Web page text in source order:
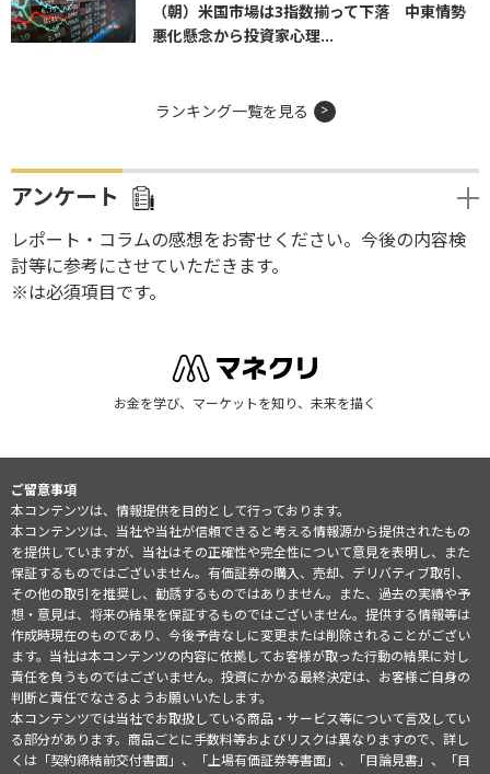
（朝）米国市場は3指数揃って下落 中東情勢
悪化懸念から投資家心理...
ランキング一覧を見る
アンケート
レポート・コラムの感想をお寄せください。今後の内容検
討等に参考にさせていただきます。
※は必須項目です。
お金を学び、マーケットを知り、未来を描く
ご留意事項
本コンテンツは、情報提供を目的として行っております。
本コンテンツは、当社や当社が信頼できると考える情報源から提供されたもの
を提供していますが、当社はその正確性や完全性について意見を表明し、また
保証するものではございません。有価証券の購入、売却、デリバティブ取引、
その他の取引を推奨し、勧誘するものではありません。また、過去の実績や予
想・意見は、将来の結果を保証するものではございません。提供する情報等は
作成時現在のものであり、今後予告なしに変更または削除されることがござい
ます。当社は本コンテンツの内容に依拠してお客様が取った行動の結果に対し
責任を負うものではございません。投資にかかる最終決定は、お客様ご自身の
判断と責任でなさるようお願いいたします。
本コンテンツでは当社でお取扱している商品・サービス等について言及してい
る部分があります。商品ごとに手数料等およびリスクは異なりますので、詳し
くは「契約締結前交付書面」、「上場有価証券等書面」、「目論見書」、「目